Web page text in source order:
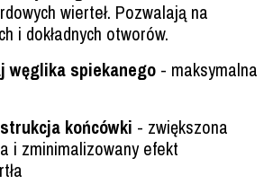
wierteł. Pozwalają na
i dokładnych otworów.
węglika spiekanego - maksymalna
końcówki - zwiększona
i zminimalizowany efekt